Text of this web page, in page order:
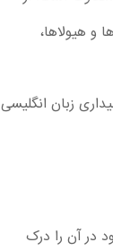
و هیولاها،
زبان انگلیسی
موجود در آن را درک